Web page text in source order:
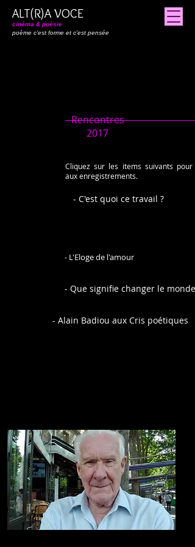
ALT(R)A VOCE
cinéma & poésie
poème c'est forme et c'est pensée
Rencontres
2017
Cliquez sur les items suivants pour
aux enregistrements.
- C'est quoi ce travail ?
- L'Eloge de l'amour
- Que signifie changer le monde
- Alain Badiou aux Cris poétiques